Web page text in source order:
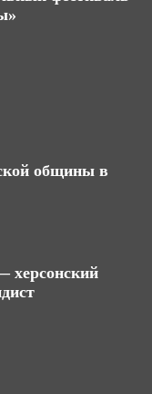
общины в
херсонский